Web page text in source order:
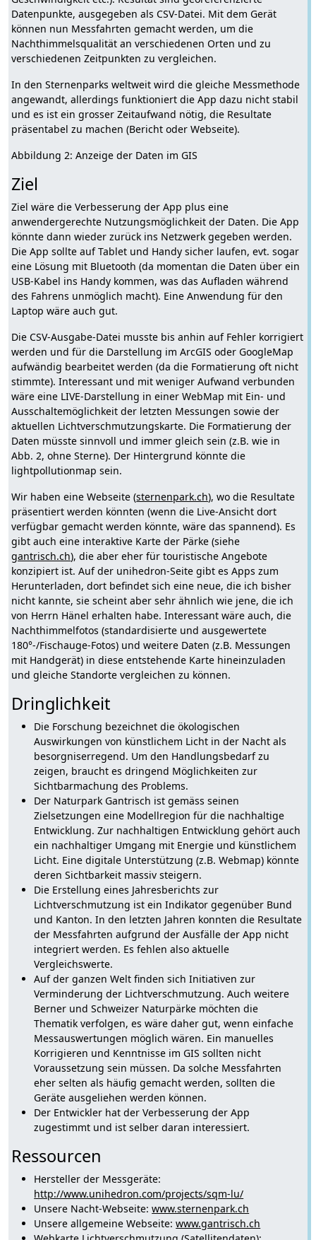
Datenpunkte, ausgegeben als CSV-Datei. Mit dem Gerät
können nun Messfahrten gemacht werden, um die
Nachthimmelsqualität an verschiedenen Orten und zu
verschiedenen Zeitpunkten zu vergleichen.
In den Sternenparks weltweit wird die gleiche Messmethode
angewandt, allerdings funktioniert die App dazu nicht stabil
und es ist ein grosser Zeitaufwand nötig, die Resultate
präsentabel zu machen (Bericht oder Webseite).
Abbildung 2: Anzeige der Daten im GIS
Ziel
Ziel wäre die Verbesserung der App plus eine
anwendergerechte Nutzungsmöglichkeit der Daten. Die App
könnte dann wieder zurück ins Netzwerk gegeben werden.
Die App sollte auf Tablet und Handy sicher laufen, evt. sogar
eine Lösung mit Bluetooth (da momentan die Daten über ein
USB-Kabel ins Handy kommen, was das Aufladen während
des Fahrens unmöglich macht). Eine Anwendung für den
Laptop wäre auch gut.
Die CSV-Ausgabe-Datei musste bis anhin auf Fehler korrigiert
werden und für die Darstellung im ArcGIS oder GoogleMap
aufwändig bearbeitet werden (da die Formatierung oft nicht
stimmte). Interessant und mit weniger Aufwand verbunden
wäre eine LIVE-Darstellung in einer WebMap mit Ein- und
Ausschaltemöglichkeit der letzten Messungen sowie der
aktuellen Lichtverschmutzungskarte. Die Formatierung der
Daten müsste sinnvoll und immer gleich sein (z.B. wie in
Abb. 2, ohne Sterne). Der Hintergrund könnte die
lightpollutionmap sein.
Wir haben eine Webseite (sternenpark.ch), wo die Resultate
präsentiert werden könnten (wenn die Live-Ansicht dort
verfügbar gemacht werden könnte, wäre das spannend). Es
gibt auch eine interaktive Karte der Pärke (siehe
gantrisch.ch), die aber eher für touristische Angebote
konzipiert ist. Auf der unihedron-Seite gibt es Apps zum
Herunterladen, dort befindet sich eine neue, die ich bisher
nicht kannte, sie scheint aber sehr ähnlich wie jene, die ich
von Herrn Hänel erhalten habe. Interessant wäre auch, die
Nachthimmelfotos (standardisierte und ausgewertete
180°-/Fischauge-Fotos) und weitere Daten (z.B. Messungen
mit Handgerät) in diese entstehende Karte hineinzuladen
und gleiche Standorte vergleichen zu können.
Dringlichkeit
Die Forschung bezeichnet die ökologischen
Auswirkungen von künstlichem Licht in der Nacht als
besorgniserregend. Um den Handlungsbedarf zu
zeigen, braucht es dringend Möglichkeiten zur
Sichtbarmachung des Problems.
Der Naturpark Gantrisch ist gemäss seinen
Zielsetzungen eine Modellregion für die nachhaltige
Entwicklung. Zur nachhaltigen Entwicklung gehört auch
ein nachhaltiger Umgang mit Energie und künstlichem
Licht. Eine digitale Unterstützung (z.B. Webmap) könnte
deren Sichtbarkeit massiv steigern.
Die Erstellung eines Jahresberichts zur
Lichtverschmutzung ist ein Indikator gegenüber Bund
und Kanton. In den letzten Jahren konnten die Resultate
der Messfahrten aufgrund der Ausfälle der App nicht
integriert werden. Es fehlen also aktuelle
Vergleichswerte.
Auf der ganzen Welt finden sich Initiativen zur
Verminderung der Lichtverschmutzung. Auch weitere
Berner und Schweizer Naturpärke möchten die
Thematik verfolgen, es wäre daher gut, wenn einfache
Messauswertungen möglich wären. Ein manuelles
Korrigieren und Kenntnisse im GIS sollten nicht
Voraussetzung sein müssen. Da solche Messfahrten
eher selten als häufig gemacht werden, sollten die
Geräte ausgeliehen werden können.
Der Entwickler hat der Verbesserung der App
zugestimmt und ist selber daran interessiert.
Ressourcen
Hersteller der Messgeräte:
http://www.unihedron.com/projects/sqm-lu/
Unsere Nacht-Webseite:www.sternenpark.ch
Unsere allgemeine Webseite:www.gantrisch.ch